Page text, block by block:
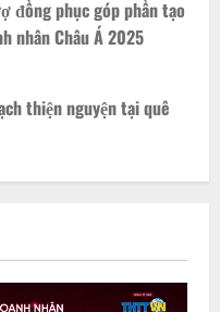
đồng phục góp phần tạo
nhân Châu Á 2025
thiện nguyện tại quê